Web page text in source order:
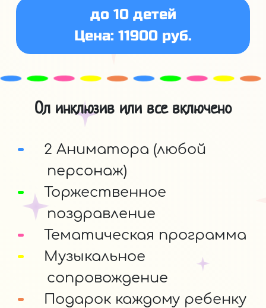
до 10 детей
Цена: 11900 руб.
Ол инклюзив или все включено
2 Аниматора (любой
персонаж)
Торжественное
поздравление
Тематическая программа
Музыкальное
сопровождение
Подарок каждому ребенку